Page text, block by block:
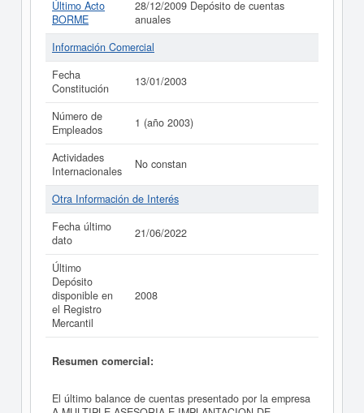
Último Acto
BORME
28/12/2009 Depósito de cuentas
anuales
Información Comercial
Fecha
Constitución
13/01/2003
Número de
Empleados
1 (año 2003)
Actividades
Internacionales
No constan
Otra Información de Interés
Fecha último
dato
21/06/2022
Último
Depósito
disponible en
el Registro
Mercantil
2008
Resumen comercial:
El último balance de cuentas presentado por la empresa